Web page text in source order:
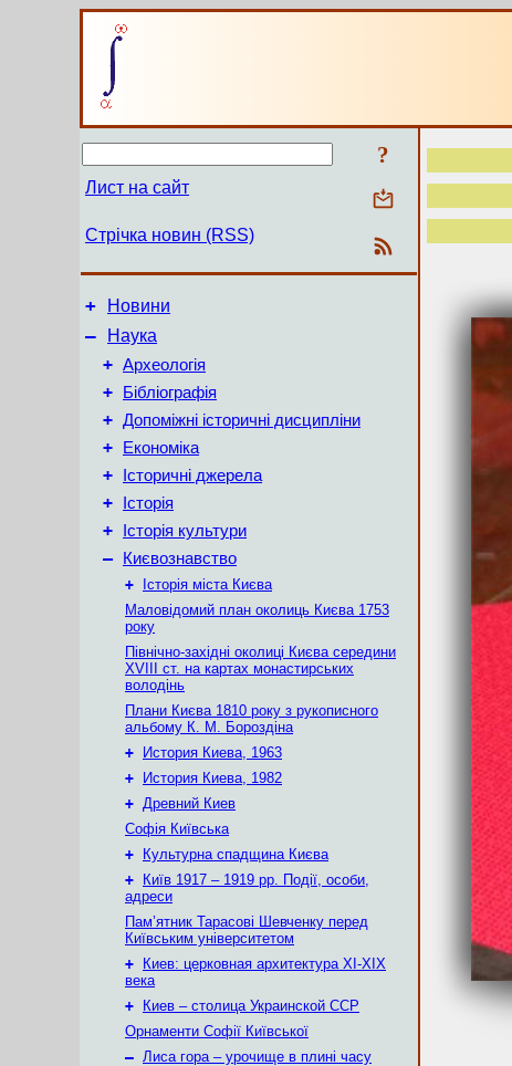
?
Лист на сайт
Стрічка новин (RSS)
+ Новини
–
Наука
+ Археологія
+ Бібліографія
+ Допоміжні історичні дисципліни
+ Економіка
+ Історичні джерела
+ Історія
+ Історія культури
– Києвознавство
+
Історія міста Києва
Маловідомий план околиць Києва 1753
року
Північно-західні околиці Києва середини
XVIII ст. на картах монастирських
володінь
Плани Києва 1810 року з рукописного
альбому К. М. Бороздіна
+
История Киева, 1963
+
История Киева, 1982
+ Древний Киев
Софія Київська
+
Культурна спадщина Києва
+
Київ 1917 – 1919 рр. Події, особи,
адреси
Пам’ятник Тарасові Шевченку перед
Київським університетом
+
Киев: церковная архитектура XI-XIX
века
+
Киев – столица Украинской ССР
Орнаменти Софії Київської
– Лиса гора – урочище в плині часу